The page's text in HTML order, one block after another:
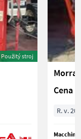
Použitý stroj
Morra
Cena
R. v.
Macchine